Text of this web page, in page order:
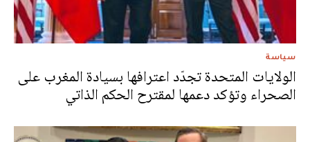
سياسة
الولايات المتحدة تجدّد اعترافها بسيادة المغرب على
الصحراء وتؤكد دعمها لمقترح الحكم الذاتي